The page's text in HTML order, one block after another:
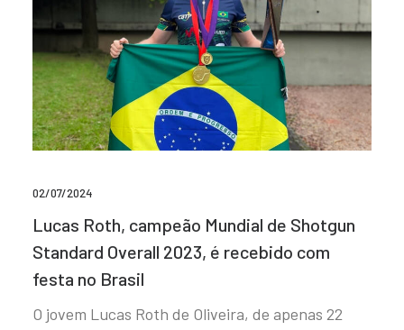
02/07/2024
Lucas Roth, campeão Mundial de Shotgun
Standard Overall 2023, é recebido com
festa no Brasil
O jovem Lucas Roth de Oliveira, de apenas 22